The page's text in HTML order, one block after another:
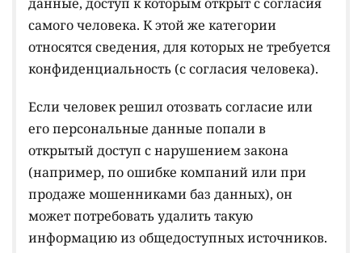
самого человека. К этой же категории
относятся сведения, для которых не требуется
конфиденциальность (с согласия человека).
Если человек решил отозвать согласие или
его персональные данные попали в
открытый доступ с нарушением закона
(например, по ошибке компаний или при
продаже мошенниками баз данных), он
может потребовать удалить такую
информацию из общедоступных источников.